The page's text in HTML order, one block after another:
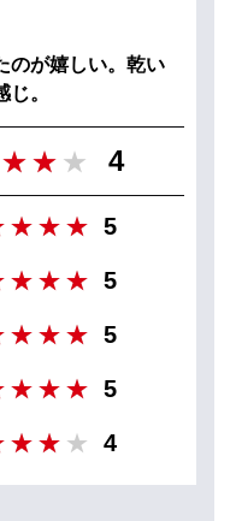
のが嬉しい。乾い
。
4
5
5
5
5
4